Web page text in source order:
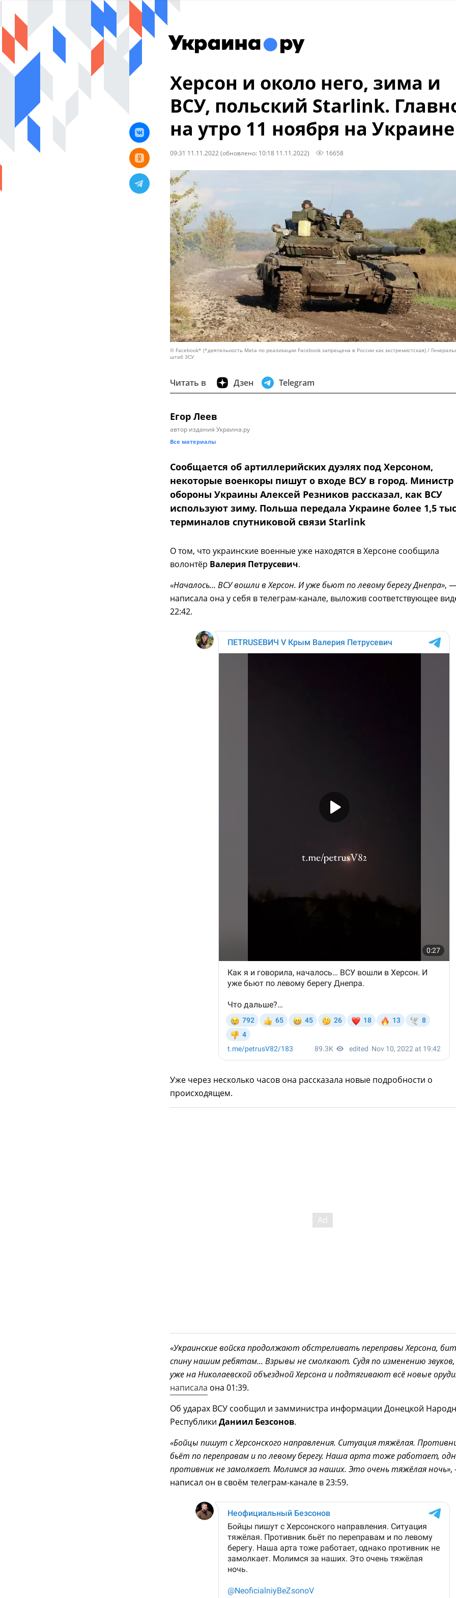
Херсон и около него, зима и
ВСУ, польский Starlink.
на утро 11 ноября на Украине
09:31 11.11.2022 (обновлено: 10:18 11.11.2022) 16658
© Facebook* (*деятельность Meta по реализации Facebook запрещена в России как экстремистская) /
штаб ЗСУ
Читать в Дзен Telegram
Егор Леев
автор издания Украина.ру
Все материалы
Сообщается об артиллерийских дуэлях под Херсоном,
некоторые военкоры пишут о входе ВСУ в город. Министр
обороны Украины Алексей Резников рассказал, как ВСУ
используют зиму. Польша передала Украине более 1,5
терминалов спутниковой связи Starlink
О том, что украинские военные уже находятся в Херсоне сообщила
волонтёр Валерия Петрусевич.
«Началось… ВСУ вошли в Херсон. И уже бьют по левому берегу Днепра»,
написала она у себя в телеграм-канале, выложив соответствующее
22:42.
Уже через несколько часов она рассказала новые подробности о
происходящем.
«Украинские войска продолжают обстреливать переправы Херсона,
спину нашим ребятам... Взрывы не смолкают. Судя по изменению
уже на Николаевской объездной Херсона и подтягивают всё новые
написала она 01:39.
Об ударах ВСУ сообщил и замминистра информации Донецкой
Республики Даниил Безсонов.
«Бойцы пишут с Херсонского направления. Ситуация тяжёлая.
бьёт по переправам и по левому берегу. Наша арта тоже работает,
противник не замолкает. Молимся за наших. Это очень тяжёлая ночь»,
написал он в своём телеграм-канале в 23:59.